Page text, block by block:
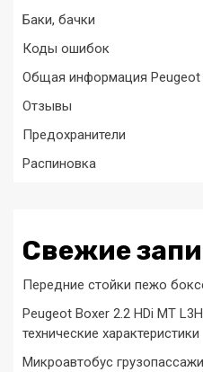
Баки, бачки
Коды ошибок
Общая информация Peugeot
Отзывы
Предохранители
Распиновка
Свежие
Передние стойки пежо
Peugeot Boxer 2.2 HDi MT
технические характеристики
Микроавтобус